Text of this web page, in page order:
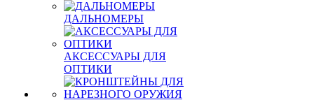
ДАЛЬНОМЕРЫ
АКСЕССУАРЫ ДЛЯ
ОПТИКИ